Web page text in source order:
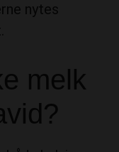
nytes
melk